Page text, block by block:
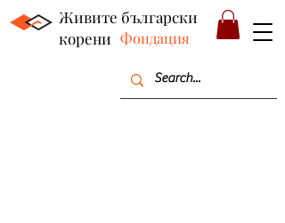
Живите български
корени Фондация